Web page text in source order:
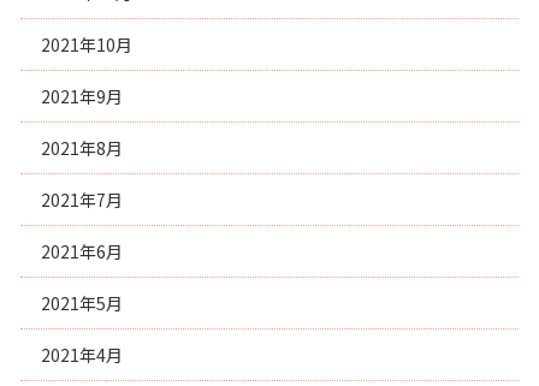
2021年10月
2021年9月
2021年8月
2021年7月
2021年6月
2021年5月
2021年4月